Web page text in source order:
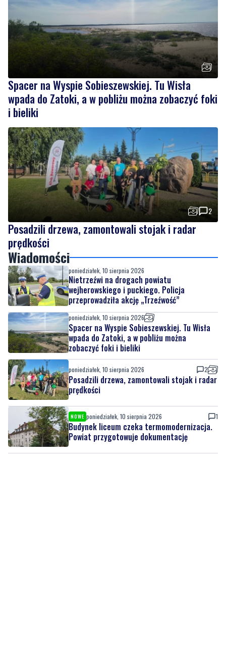
Spacer na Wyspie Sobieszewskiej. Tu Wisła
wpada do Zatoki, a w pobliżu można zobaczyć foki
i bieliki
2
Posadzili drzewa, zamontowali stojak i radar
prędkości
Wiadomości
poniedziałek, 10 sierpnia 2026
Nietrzeźwi na drogach powiatu
wejherowskiego i puckiego. Policja
przeprowadziła akcję „Trzeźwość”
poniedziałek, 10 sierpnia 2026
Spacer na Wyspie Sobieszewskiej. Tu Wisła
wpada do Zatoki, a w pobliżu można
zobaczyć foki i bieliki
poniedziałek, 10 sierpnia 2026 2
Posadzili drzewa, zamontowali stojak i radar
prędkości
NOWE poniedziałek, 10 sierpnia 2026 1
Budynek liceum czeka termomodernizacja.
Powiat przygotowuje dokumentację